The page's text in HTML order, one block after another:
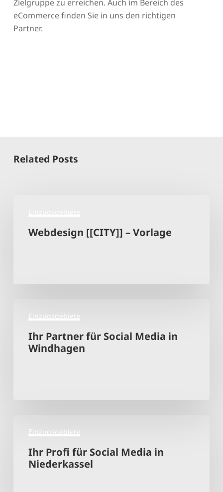
Zielgruppe zu erreichen. Auch im Bereich des
eCommerce finden Sie in uns den richtigen
Partner.
Related Posts
Vorlage
Webdesign [[CITY]] – Vorlage
Einzugsgebiete
Partner
Social
Ihr Partner für Social Media in
Windhagen
Einzugsgebiete
Profi
Social
Ihr Profi für Social Media in
Niederkassel